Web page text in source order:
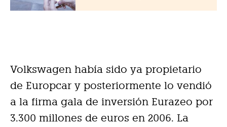
Volkswagen había sido ya propietario
de Europcar y posteriormente lo vendió
a la firma gala de inversión Eurazeo por
3.300 millones de euros en 2006. La